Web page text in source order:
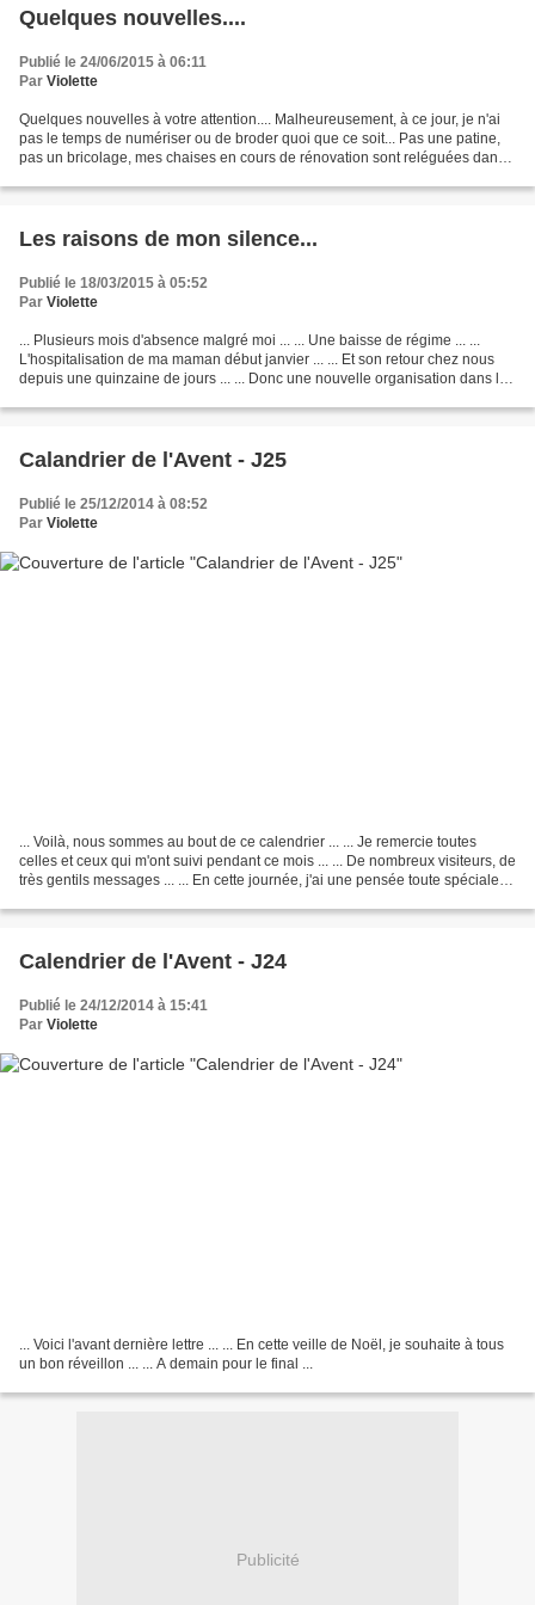
Quelques nouvelles....
Publié le 24/06/2015 à 06:11
Par Violette
Quelques nouvelles à votre attention.... Malheureusement, à ce jour, je n'ai
pas le temps de numériser ou de broder quoi que ce soit... Pas une patine,
pas un bricolage, mes chaises en cours de rénovation sont reléguées dans
Les raisons de mon silence...
Publié le 18/03/2015 à 05:52
Par Violette
... Plusieurs mois d'absence malgré moi ... ... Une baisse de régime ... ...
L'hospitalisation de ma maman début janvier ... ... Et son retour chez nous
depuis une quinzaine de jours ... ... Donc une nouvelle organisation dans la
Calandrier de l'Avent - J25
Publié le 25/12/2014 à 08:52
Par Violette
... Voilà, nous sommes au bout de ce calendrier ... ... Je remercie toutes
celles et ceux qui m'ont suivi pendant ce mois ... ... De nombreux visiteurs, de
très gentils messages ... ... En cette journée, j'ai une pensée toute spéciale
Calendrier de l'Avent - J24
Publié le 24/12/2014 à 15:41
Par Violette
... Voici l'avant dernière lettre ... ... En cette veille de Noël, je souhaite à tous
un bon réveillon ... ... A demain pour le final ...
Publicité